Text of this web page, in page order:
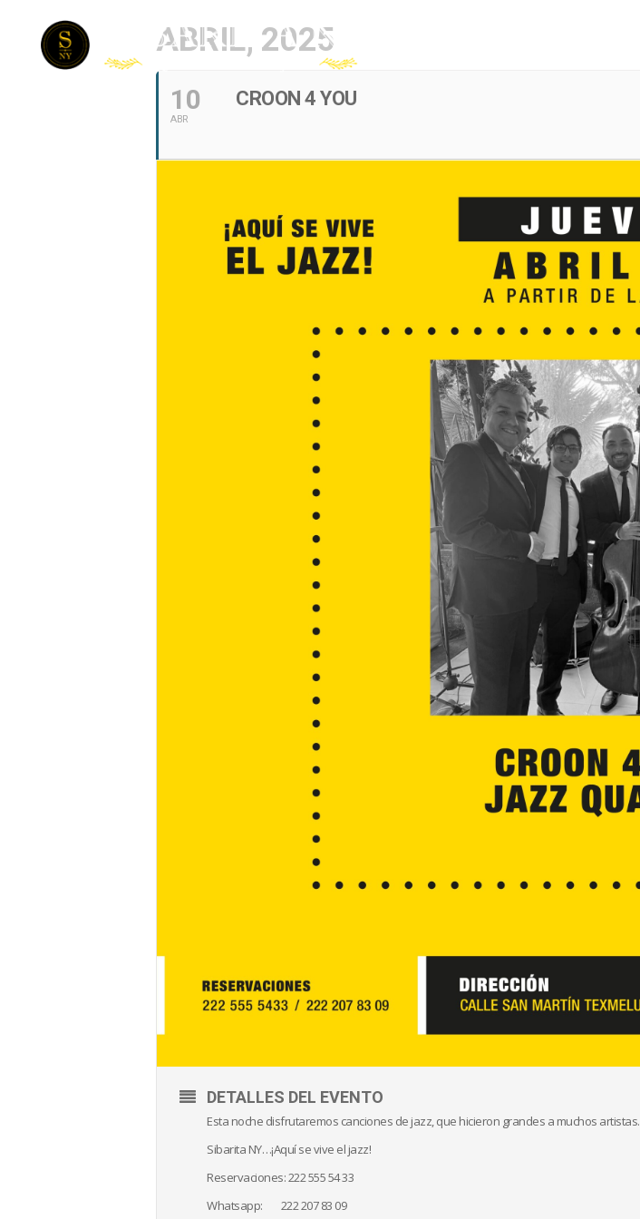
ABRIL, 2025
10
ABR
CROON 4 YOU
DETALLES DEL EVENTO
Esta noche disfrutaremos canciones de jazz, que hicieron grandes a muchos artistas.
Sibarita NY…¡Aquí se vive el jazz!
Reservaciones: 222 555 54 33
Whatsapp: 222 207 83 09